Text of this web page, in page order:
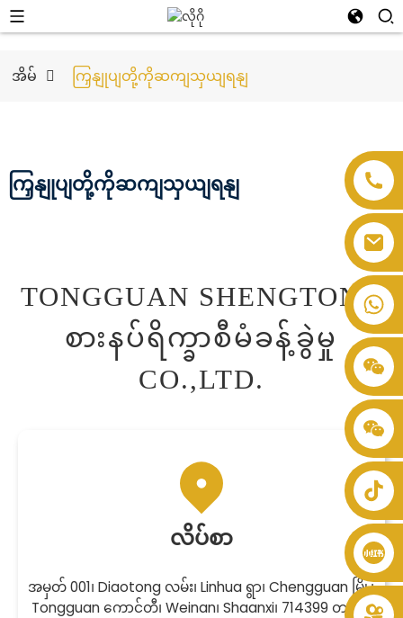
အိမ် ကြှနျုပျတို့ကိုဆကျသှယျရနျ
ကြှနျုပျတို့ကိုဆကျသှယျရနျ
TONGGUAN SHENGTONG
စားနပ်ရိက္ခာစီမံခန့်ခွဲမှု
CO.,LTD.
လိပ်စာ
အမှတ် 001၊ Diaotong လမ်း၊ Linhua ရွာ၊ Chengguan မြို့၊
Tongguan ကောင်တီ၊ Weinan၊ Shaanxi၊ 714399 တရုတ်